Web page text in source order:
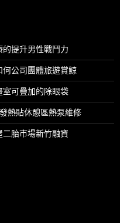
提升男性戰鬥力
公司團體旅遊賞鯨
可疊加的除眼袋
熱貼休憩區熱泵維修
胎市場新竹融資